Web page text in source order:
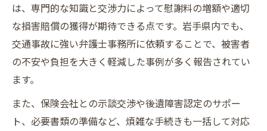
は、専門的な知識と交渉力によって慰謝料の増額や適切
な損害賠償の獲得が期待できる点です。岩手県内でも、
交通事故に強い弁護士事務所に依頼することで、被害者
の不安や負担を大きく軽減した事例が多く報告されてい
ます。
また、保険会社との示談交渉や後遺障害認定のサポー
ト、必要書類の準備など、煩雑な手続きも一括して対応